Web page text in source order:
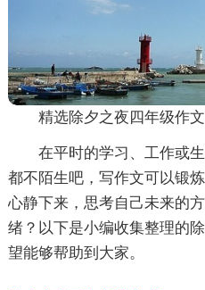
精选除夕之夜四年级作
在平时的学习、工作或
都不陌生吧，写作文可以锻
心静下来，思考自己未来的
绪？以下是小编收集整理的
望能够帮助到大家。